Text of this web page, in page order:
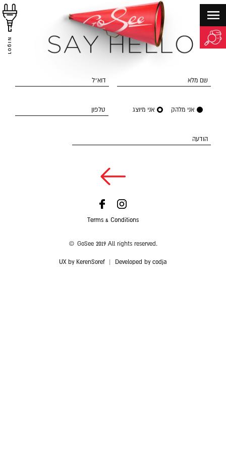
LOGIN
שם מלא דוא״ל
אני מלהק אני מיוצג טלפון
הודעה
Terms & Conditions
© GoSee 2019 All rights reserved.
UX by KerenSoref Developed by codja